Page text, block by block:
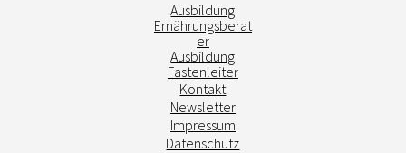
Ausbildung
Ernährungsberat
er
Ausbildung
Fastenleiter
Kontakt
Newsletter
Impressum
Datenschutz